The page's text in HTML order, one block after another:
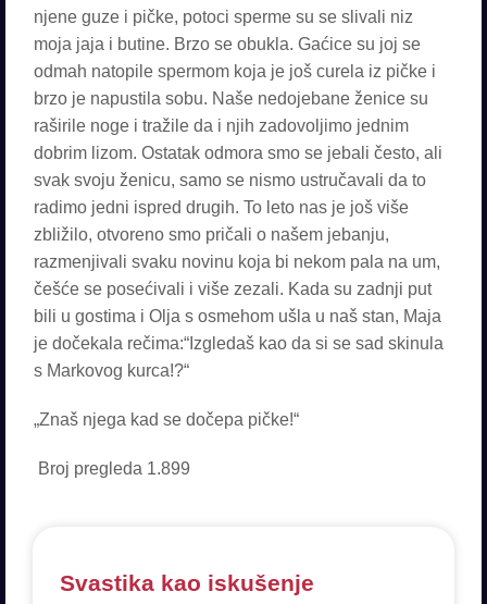
njene guze i pičke, potoci sperme su se slivali niz
moja jaja i butine. Brzo se obukla. Gaćice su joj se
odmah natopile spermom koja je još curela iz pičke i
brzo je napustila sobu. Naše nedojebane ženice su
raširile noge i tražile da i njih zadovoljimo jednim
dobrim lizom. Ostatak odmora smo se jebali često, ali
svak svoju ženicu, samo se nismo ustručavali da to
radimo jedni ispred drugih. To leto nas je još više
zbližilo, otvoreno smo pričali o našem jebanju,
razmenjivali svaku novinu koja bi nekom pala na um,
češće se posećivali i više zezali. Kada su zadnji put
bili u gostima i Olja s osmehom ušla u naš stan, Maja
je dočekala rečima:“Izgledaš kao da si se sad skinula
s Markovog kurca!?“
„Znaš njega kad se dočepa pičke!“
Broj pregleda 1.899
Svastika kao iskušenje